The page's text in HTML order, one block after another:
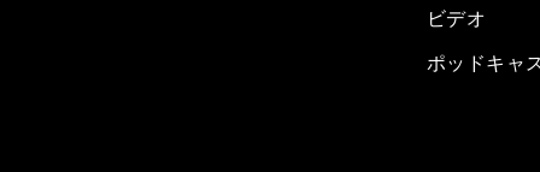
ビデオ
ポッドキャ